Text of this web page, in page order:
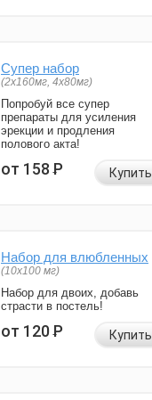
Супер набор
(2х160мг, 4х80мг)
Попробуй все супер
препараты для усиления
эрекции и продления
полового акта!
от 158Р Купить
Набор для влюбленных
(10х100 мг)
Набор для двоих, добавь
страсти в постель!
от 120Р Купить